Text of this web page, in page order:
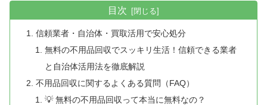
目次
信頼業者・自治体・買取活用で安心処分
無料の不用品回収でスッキリ生活！信頼できる業者
と自治体活用法を徹底解説
不用品回収に関するよくある質問（FAQ）
💡 無料の不用品回収って本当に無料なの？